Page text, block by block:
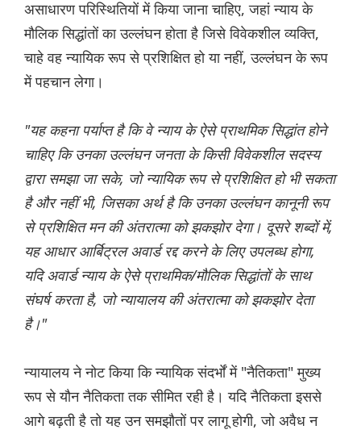
असाधारण परिस्थितियों में किया जाना चाहिए, जहां न्याय के
मौलिक सिद्धांतों का उल्लंघन होता है जिसे विवेकशील व्यक्ति,
चाहे वह न्यायिक रूप से प्रशिक्षित हो या नहीं, उल्लंघन के रूप
में पहचान लेगा।
"यह कहना पर्याप्त है कि वे न्याय के ऐसे प्राथमिक सिद्धांत होने
चाहिए कि उनका उल्लंघन जनता के किसी विवेकशील सदस्य
द्वारा समझा जा सके, जो न्यायिक रूप से प्रशिक्षित हो भी सकता
है और नहीं भी, जिसका अर्थ है कि उनका उल्लंघन कानूनी रूप
से प्रशिक्षित मन की अंतरात्मा को झकझोर देगा। दूसरे शब्दों में,
यह आधार आर्बिट्रल अवार्ड रद्द करने के लिए उपलब्ध होगा,
यदि अवार्ड न्याय के ऐसे प्राथमिक/मौलिक सिद्धांतों के साथ
संघर्ष करता है, जो न्यायालय की अंतरात्मा को झकझोर देता
है।"
न्यायालय ने नोट किया कि न्यायिक संदर्भों में "नैतिकता" मुख्य
रूप से यौन नैतिकता तक सीमित रही है। यदि नैतिकता इससे
आगे बढ़ती है तो यह उन समझौतों पर लागू होगी, जो अवैध न